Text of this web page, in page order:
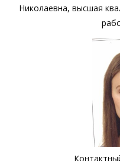
Николаевна, высшая